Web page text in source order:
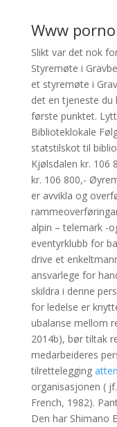
Www
Slikt var det nok
Styremøte i
et styremøte i
det en tjeneste
første punktet.
Biblioteklokale
statstilskot til
Kjølsdalen kr. 106
kr. 106 800,-
er avvikla og
alpin – telemark -
eventyrklubb for
drive et
ansvarlege for
skildra i denne
for ledelse er
ubalanse mellom
2014b), bør tiltak
medarbeideres
tilrettelegging
organisasjonen (
French, 1982).
Den har Shimano